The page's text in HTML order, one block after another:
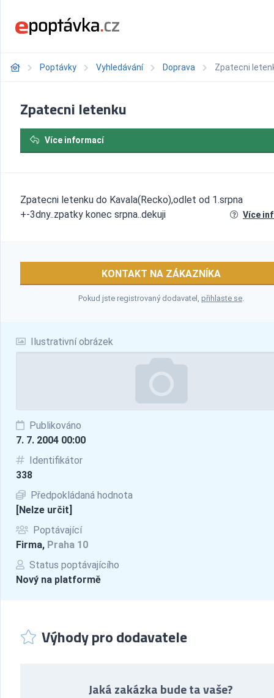
Poptávky Vyhledávání Doprava Zpatecni
Ilustrativní obrázek
Publikováno
7. 7. 2004 00:00
Identifikátor
338
Předpokládaná hodnota
[Nelze určit]
Poptávající
Firma, Praha 10
Status poptávajícího
Nový na platformě
Zpatecni letenku
Více informací
Zpatecni letenku do Kavala(Recko),odlet od 1.srpna
+-3dny..zpatky konec srpna..dekuji
Více
KONTAKT NA ZÁKAZNÍKA
Pokud jste registrovaný dodavatel, přihlaste se.
Výhody pro dodavatele
Jaká zakázka bude ta vaše?